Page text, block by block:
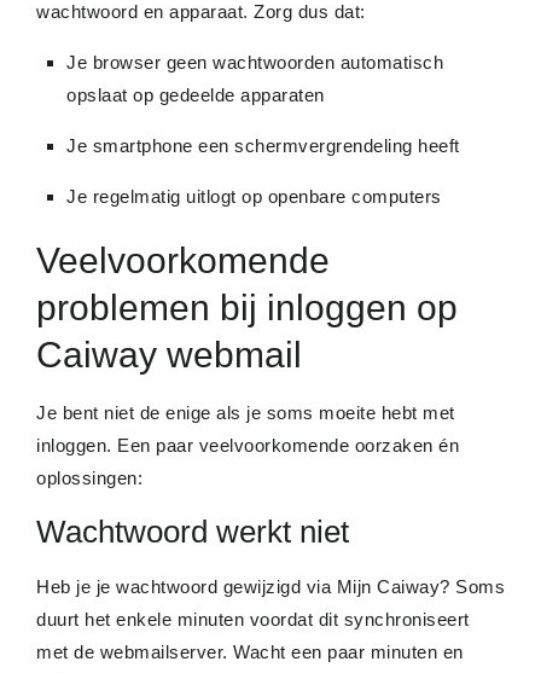
wachtwoord en apparaat. Zorg dus dat:
Je browser geen wachtwoorden automatisch
opslaat op gedeelde apparaten
Je smartphone een schermvergrendeling heeft
Je regelmatig uitlogt op openbare computers
Veelvoorkomende
problemen bij inloggen op
Caiway webmail
Je bent niet de enige als je soms moeite hebt met
inloggen. Een paar veelvoorkomende oorzaken én
oplossingen:
Wachtwoord werkt niet
Heb je je wachtwoord gewijzigd via Mijn Caiway? Soms
duurt het enkele minuten voordat dit synchroniseert
met de webmailserver. Wacht een paar minuten en